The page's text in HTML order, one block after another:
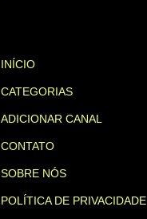
INÍCIO
CATEGORIAS
ADICIONAR CANAL
CONTATO
SOBRE NÓS
POLÍTICA DE PRIVACIDADE